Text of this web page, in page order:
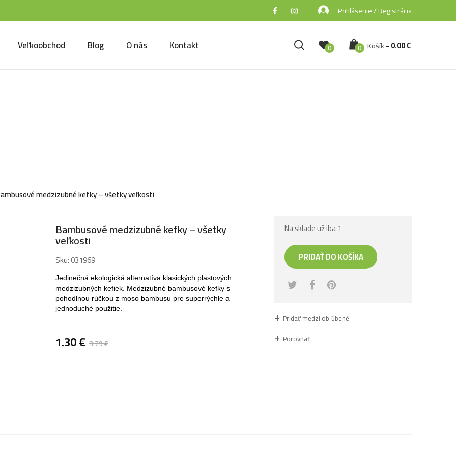
Prihlásenie / Registrácia
Veľkoobchod Blog O nás Kontakt 0 0 Košík-0.00€
medzizubné kefky – všetky veľkosti
Bambusové medzizubné kefky – všetky
veľkosti
Sku:031969
Jedinečná ekologická alternatíva klasických plastových
medzizubných kefiek. Medzizubné bambusové kefky s
pohodlnou rúčkou z moso bambusu pre superrýchle a
jednoduché použitie.
3.79€
1.30€
Na sklade už iba 1
PRIDAŤ DO KOŠÍKA
Pridať medzi obľúbené
Porovnať